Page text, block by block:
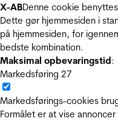
X-ABDenne cookie
Dette gør hjemmesiden i
på hjemmesiden, for
bedste kombination.
Maksimal opbevaringstid:
Markedsføring 27
Markedsførings-cookies
Formålet er at vise